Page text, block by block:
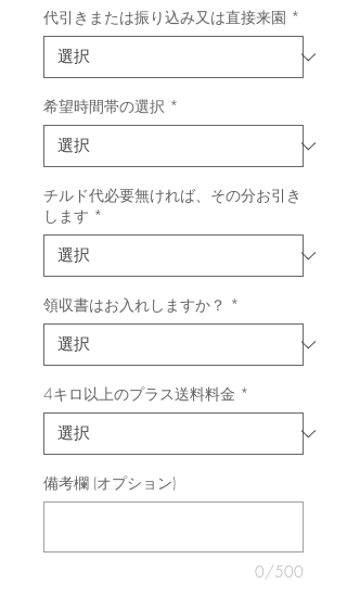
代引きまたは振り込み又は直接来園 *
希望時間帯の選択 *
チルド代必要無ければ、その分お引き
します *
領収書はお入れしますか？ *
4キロ以上のプラス送料料金 *
備考欄 (オプション)
0/500